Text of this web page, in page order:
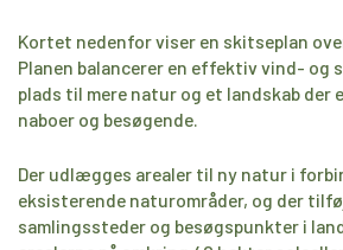
Kortet nedenfor viser en skitseplan
Planen balancerer en effektiv vind- og
plads til mere natur og et landskab
naboer og besøgende.
Der udlægges arealer til ny natur i
eksisterende naturområder, og der
samlingssteder og besøgspunkter i